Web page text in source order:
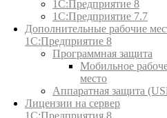
1С:Предприятие 8
1С:Предприятие 7.7
Дополнительные рабочие
1С:Предприятие 8
Программная защита
Мобильное
место
Аппаратная защита
Лицензии на сервер
1С:Предприятия 8